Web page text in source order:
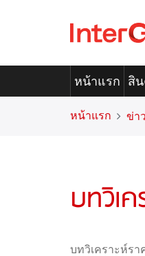
หน้าแรก สิ
หน้าแรก ข่า
บทวิเ
บทวิเคราะห์รา